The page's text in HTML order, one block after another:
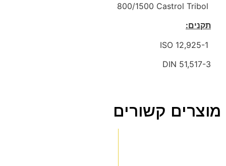
Castrol Tribol
800/1500
תקנים:
ISO 12,925-1
DIN 51,517-3
מוצרים קשורים